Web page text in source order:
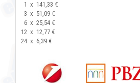
1 x 141,33 €
3 x 51,09 €
6 x 25,54 €
12 x 12,77 €
24 x 6,39 €